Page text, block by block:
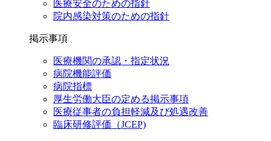
医療安全のための指針
院内感染対策のための指針
掲示事項
医療機関の承認・指定状況
病院機能評価
病院指標
厚生労働大臣の定める掲示事項
医療従事者の負担軽減及び処遇改善
臨床研修評価（JCEP)